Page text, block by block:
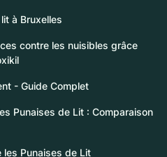
à Bruxelles
contre les nuisibles grâce
- Guide Complet
Punaises de Lit : Comparaison
les Punaises de Lit